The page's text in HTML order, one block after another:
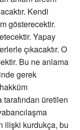
Kendi
gösterecektir.
Yapay
çıkacaktır. O
Bu ne anlama
gerek
üretilen
ilişki kurdukça, bu